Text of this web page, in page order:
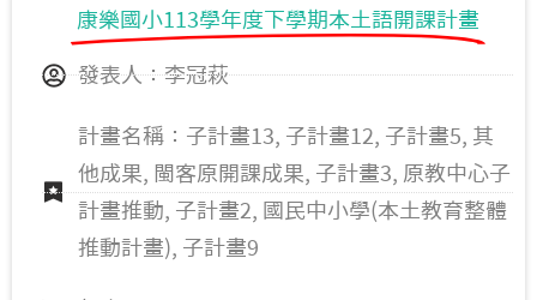
關山國小 (10) 關山國中 (2)
康樂國小113學年度下學期本土語開課計畫
發表人：李冠萩
計畫名稱：子計畫13, 子計畫12, 子計畫5, 其
他成果, 閩客原開課成果, 子計畫3, 原教中心子
計畫推動, 子計畫2, 國民中小學(本土教育整體
推動計畫), 子計畫9